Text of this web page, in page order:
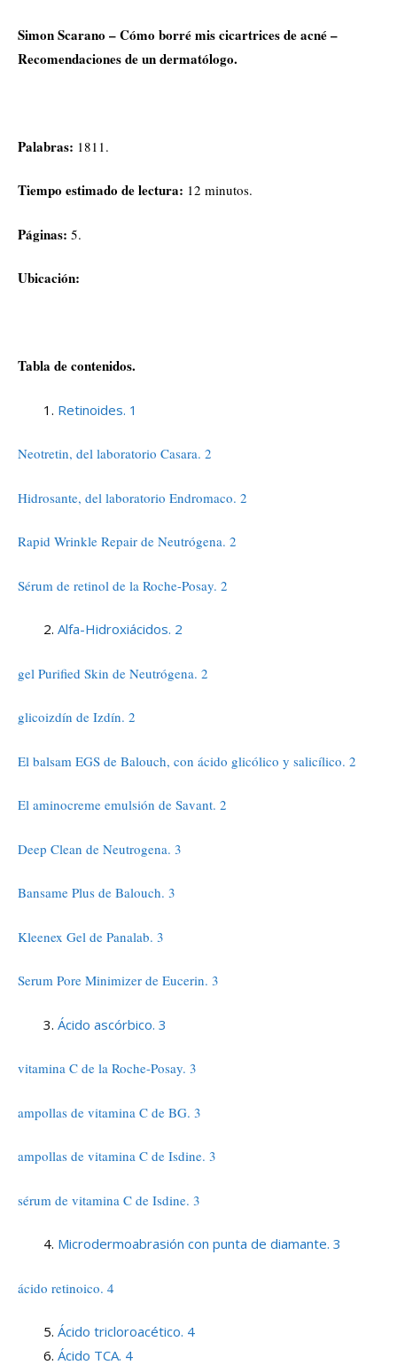
Simon Scarano – Cómo borré mis cicartrices de acné –
Recomendaciones de un dermatólogo.
Palabras: 1811.
Tiempo estimado de lectura: 12 minutos.
Páginas: 5.
Ubicación:
Tabla de contenidos.
Retinoides. 1
Neotretin, del laboratorio Casara. 2
Hidrosante, del laboratorio Endromaco. 2
Rapid Wrinkle Repair de Neutrógena. 2
Sérum de retinol de la Roche-Posay. 2
Alfa-Hidroxiácidos. 2
gel Purified Skin de Neutrógena. 2
glicoizdín de Izdín. 2
El balsam EGS de Balouch, con ácido glicólico y salicílico. 2
El aminocreme emulsión de Savant. 2
Deep Clean de Neutrogena. 3
Bansame Plus de Balouch. 3
Kleenex Gel de Panalab. 3
Serum Pore Minimizer de Eucerin. 3
Ácido ascórbico. 3
vitamina C de la Roche-Posay. 3
ampollas de vitamina C de BG. 3
ampollas de vitamina C de Isdine. 3
sérum de vitamina C de Isdine. 3
Microdermoabrasión con punta de diamante. 3
ácido retinoico. 4
Ácido tricloroacético. 4
Ácido TCA. 4